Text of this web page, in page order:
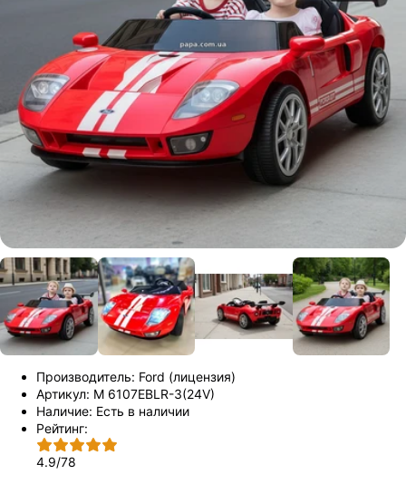
Производитель: Ford (лицензия)
Артикул: M 6107EBLR-3(24V)
Наличие: Есть в наличии
Рейтинг:
4.9/78